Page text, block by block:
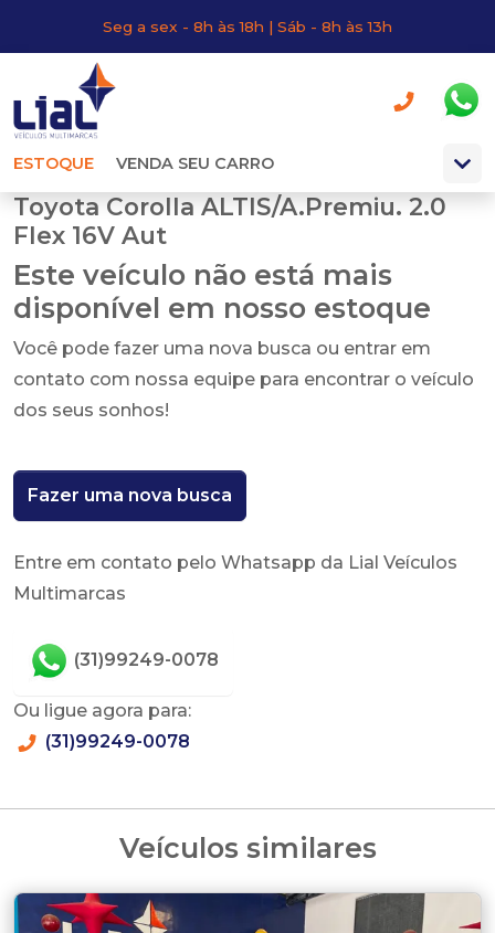
Seg a sex - 8h às 18h | Sáb - 8h às 13h
ESTOQUE VENDA SEU CARRO
Toyota Corolla ALTIS/A.Premiu. 2.0
Flex 16V Aut
Este veículo não está mais
disponível em nosso estoque
Você pode fazer uma nova busca ou entrar em
contato com nossa equipe para encontrar o veículo
dos seus sonhos!
Fazer uma nova busca
Entre em contato pelo Whatsapp da Lial Veículos
Multimarcas
(31)99249-0078
Ou ligue agora para:
(31)99249-0078
Veículos similares